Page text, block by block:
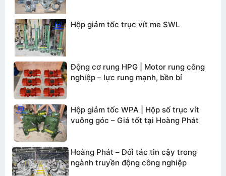
TƯ VẤN BÁO GIÁ
Hộp giảm tốc trục vít me SWL
Động cơ rung HPG | Motor rung công
nghiệp – lực rung mạnh, bền bỉ
Hộp giảm tốc WPA | Hộp số trục vít
vuông góc – Giá tốt tại Hoàng Phát
Hoàng Phát – Đối tác tin cậy trong
ngành truyền động công nghiệp